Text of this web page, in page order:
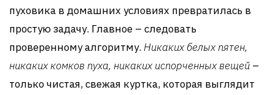
пуховика в домашних условиях превратилась в
простую задачу. Главное – следовать
проверенному алгоритму. Никаких белых пятен,
никаких комков пуха, никаких испорченных вещей –
только чистая, свежая куртка, которая выглядит